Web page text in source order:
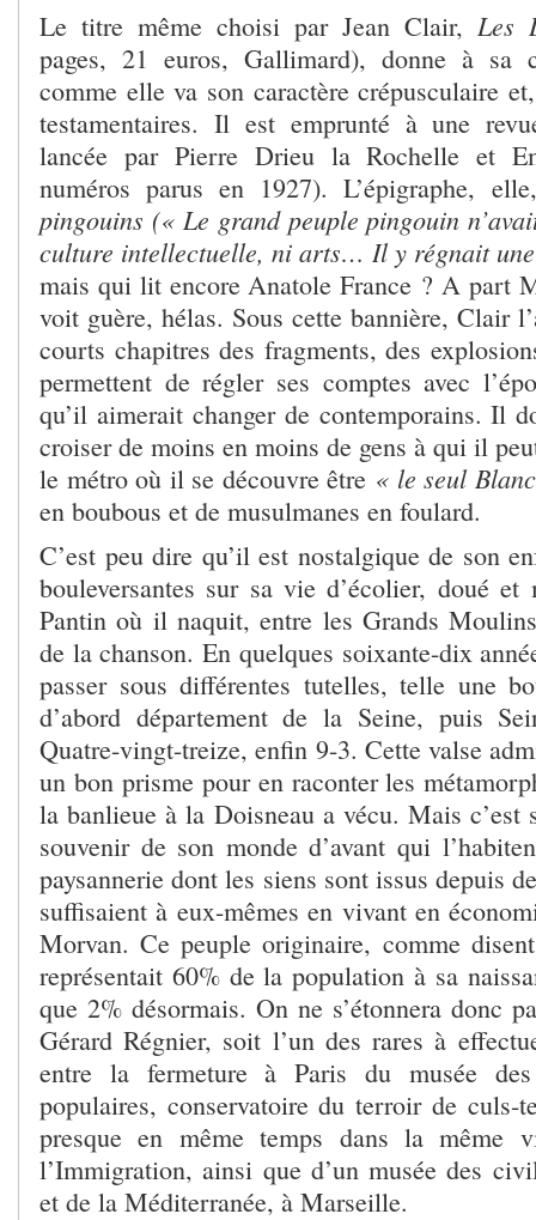
Le titre même choisi par Jean Clair, Les
pages, 21 euros, Gallimard), donne à sa
comme elle va son caractère crépusculaire
testamentaires. Il est emprunté à une
lancée par Pierre Drieu la Rochelle et
numéros parus en 1927). L’épigraphe,
pingouins (« Le grand peuple pingouin
culture intellectuelle, ni arts… Il y régnait
mais qui lit encore Anatole France ? A part
voit guère, hélas. Sous cette bannière, Clair
courts chapitres des fragments, des
permettent de régler ses comptes avec
qu’il aimerait changer de contemporains. Il
croiser de moins en moins de gens à qui il
le métro où il se découvre être « le seul
en boubous et de musulmanes en foulard.
C’est peu dire qu’il est nostalgique de son
bouleversantes sur sa vie d’écolier, doué
Pantin où il naquit, entre les Grands
de la chanson. En quelques soixante-dix
passer sous différentes tutelles, telle une
d’abord département de la Seine, puis
Quatre-vingt-treize, enfin 9-3. Cette valse
un bon prisme pour en raconter les
la banlieue à la Doisneau a vécu. Mais
souvenir de son monde d’avant qui
paysannerie dont les siens sont issus depuis
suffisaient à eux-mêmes en vivant en
Morvan. Ce peuple originaire, comme
représentait 60% de la population à sa
que 2% désormais. On ne s’étonnera donc
Gérard Régnier, soit l’un des rares à
entre la fermeture à Paris du musée
populaires, conservatoire du terroir de culs-
presque en même temps dans la même
l’Immigration, ainsi que d’un musée des
et de la Méditerranée, à Marseille.